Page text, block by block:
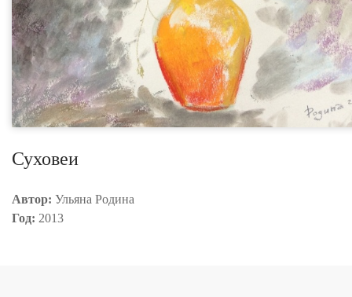
Суховеи
Автор: Ульяна Родина
Год: 2013